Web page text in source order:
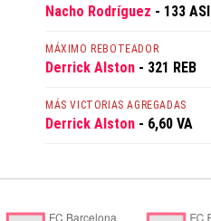
Nacho Rodríguez - 133 ASI
MÁXIMO REBOTEADOR
Derrick Alston - 321 REB
MÁS VICTORIAS AGREGADAS
Derrick Alston - 6,60 VA